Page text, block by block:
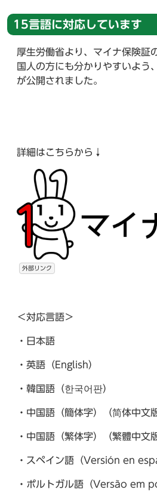
15言語に対応しています
厚生労働省より、マイナ保険証
国人の方にも分かりやすいよう
が公開されました。
詳細はこちらから↓
外部リンク
＜対応言語＞
・日本語
・英語（English）
・韓国語（한국어판）​
・中国語（簡体字）（简体中文
・中国語（繁体字）（繁體中文
・スペイン語（Versión en
・ポルトガル語（Versão em